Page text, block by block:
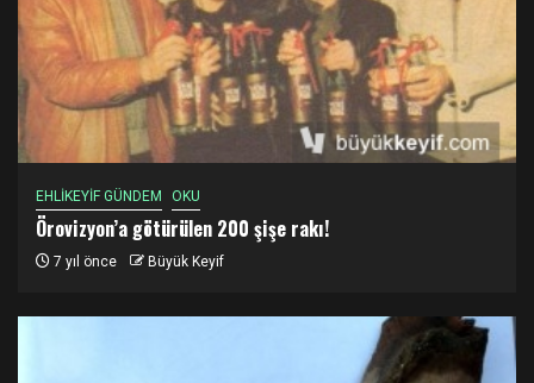
EHLİKEYİF GÜNDEM OKU
Örovizyon’a götürülen 200 şişe rakı!
7 yıl önce Büyük Keyif